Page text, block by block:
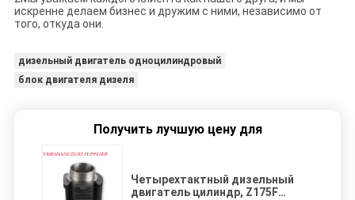
искренне делаем бизнес и дружим с ними, независимо от
того, откуда они.
дизельный двигатель одноцилиндровый
блок двигателя дизеля
Получить лучшую цену для
Четырехтактный дизельный
двигатель цилиндр, Z175F